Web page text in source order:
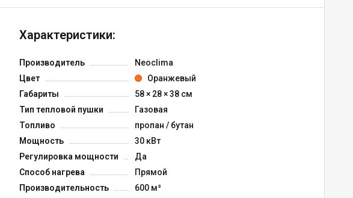
Характеристики:
Производитель
Neoclima
Цвет
Оранжевый
Габариты
58 × 28 × 38 см
Тип тепловой пушки
Газовая
Топливо
пропан / бутан
Мощность
30 кВт
Регулировка мощности
Да
Способ нагрева
Прямой
Производительность
600 м³